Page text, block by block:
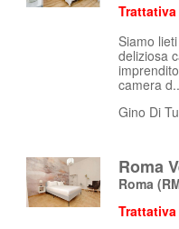
Siamo
deliziosa
camera
Gino Di
Roma
Roma